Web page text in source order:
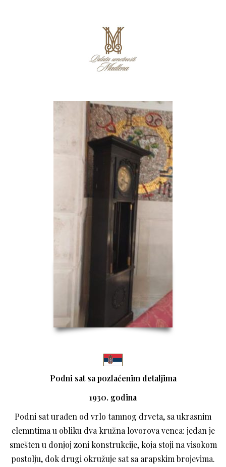
Podni sat sa pozlaćenim detaljima
1930. godina
Podni sat urađen od vrlo tamnog drveta, sa ukrasnim
elemntima u obliku dva kružna lovorova venca: jedan je
smešten u donjoj zoni konstrukcije, koja stoji na visokom
postolju, dok drugi okružuje sat sa arapskim brojevima.